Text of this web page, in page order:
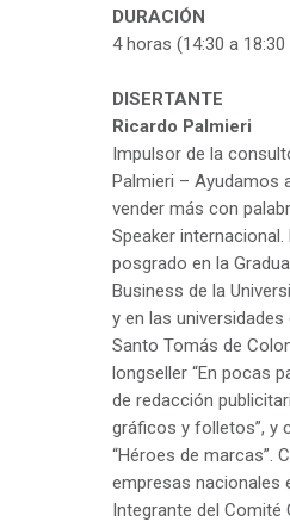
DURACIÓN
4 horas (14:30 a 18:30
DISERTANTE
Ricardo Palmieri
Impulsor de la
Palmieri – Ayudamos
vender más con
Speaker internacional.
posgrado en la
Business de la
y en las universidades
Santo Tomás de
longseller “En pocas
de redacción
gráficos y folletos”, y
“Héroes de marcas”.
empresas nacionales
Integrante del Comité